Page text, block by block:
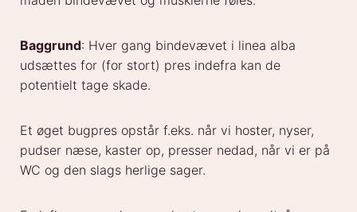
Baggrund: Hver gang bindevævet i linea alba
udsættes for (for stort) pres indefra kan de
potentielt tage skade.
Et øget bugpres opstår f.eks. når vi hoster, nyser,
pudser næse, kaster op, presser nedad, når vi er på
WC og den slags herlige sager.